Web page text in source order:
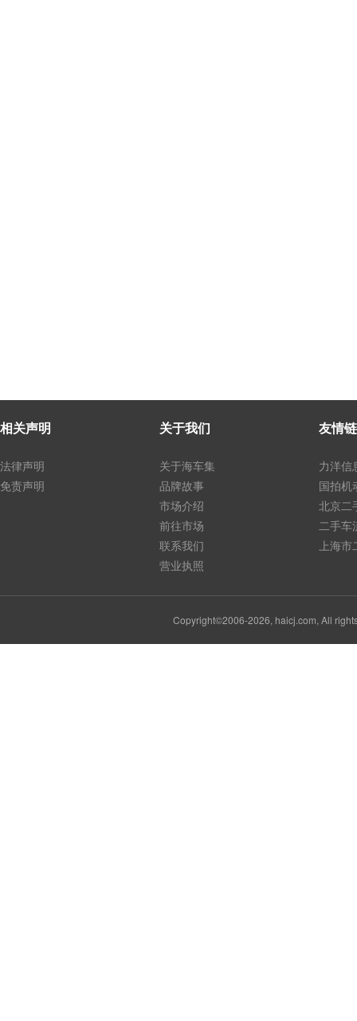
相关声明
法律声明
免责声明
关于我们
关于海车集
品牌故事
市场介绍
前往市场
联系我们
营业执照
友情
力洋信
国拍机
北京二
二手车
上海
Copyright©2006-2026, haicj.com, All